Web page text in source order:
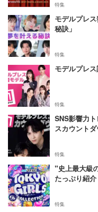
特集
モデルプレ
秘訣」
特集
モデルプレ
特集
SNS影響力
スカウントダ
特集
"史上最大級
たっぷり紹介
特集